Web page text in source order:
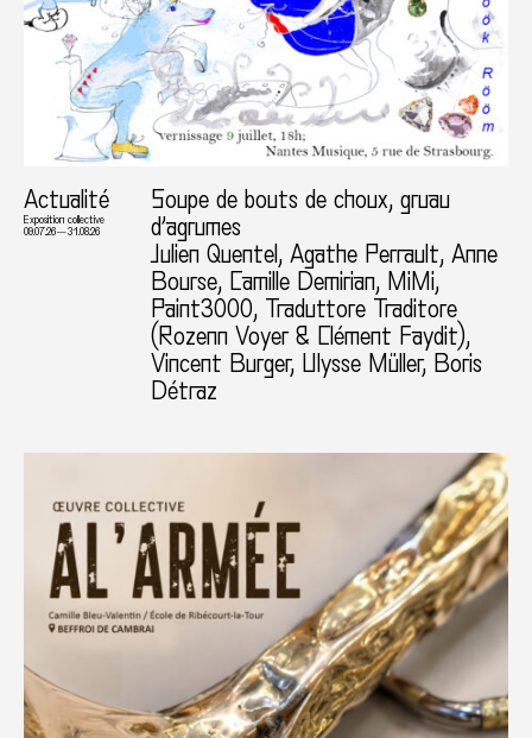
Actualité
Exposition collective
09.07.26 — 31.08.26
Soupe de bouts de choux, gruau
d’agrumes
Julien Quentel, Agathe Perrault, Anne
Bourse, Camille Demirian, MiMi,
Paint3000, Traduttore Traditore
(Rozenn Voyer & Clément Faydit),
Vincent Burger, Ulysse Müller, Boris
Détraz